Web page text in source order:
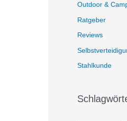
Outdoor &
Ratgeber
Reviews
Stahlkunde